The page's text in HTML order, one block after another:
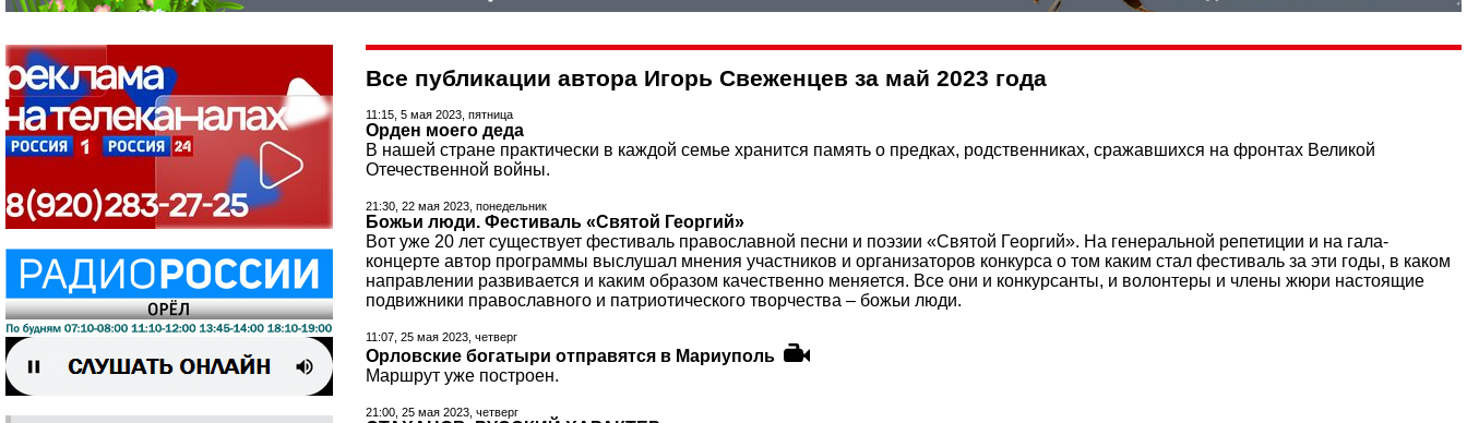
Все публикации автора Игорь Свеженцев за май 2023 года
11:15, 5 мая 2023, пятница
Орден моего деда
В нашей стране практически в каждой семье хранится память о предках, родственниках, сражавшихся на фронтах Великой
Отечественной войны.
21:30, 22 мая 2023, понедельник
Божьи люди. Фестиваль «Святой Георгий»
Вот уже 20 лет существует фестиваль православной песни и поэзии «Святой Георгий». На генеральной репетиции и на гала-
концерте автор программы выслушал мнения участников и организаторов конкурса о том каким стал фестиваль за эти годы, в каком
направлении развивается и каким образом качественно меняется. Все они и конкурсанты, и волонтеры и члены жюри настоящие
подвижники православного и патриотического творчества – божьи люди.
11:07, 25 мая 2023, четверг
Орловские богатыри отправятся в Мариуполь
Маршрут уже построен.
21:00, 25 мая 2023, четверг